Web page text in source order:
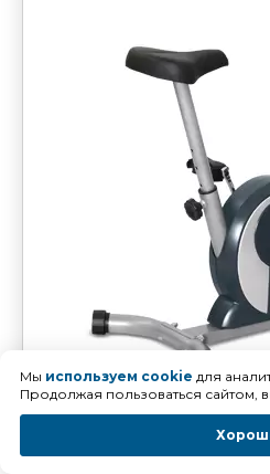
Вес маховика
Мы используем cookie для
Продолжая пользоваться сайтом,